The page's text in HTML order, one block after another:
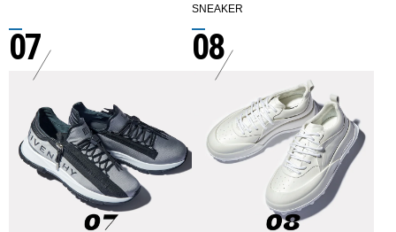
SNEAKER
07 08